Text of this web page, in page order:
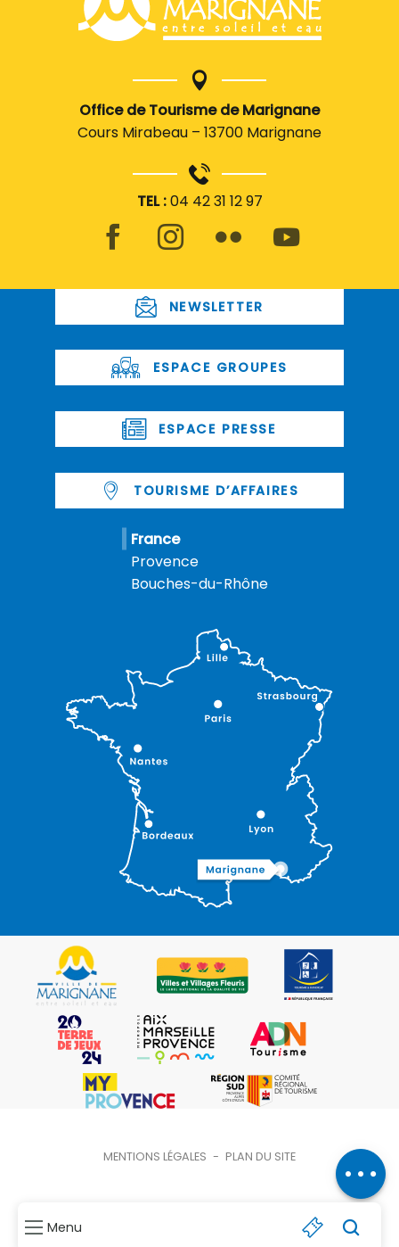
Menu
Ouvertures
Office de Tourisme de Marignane
Cours Mirabeau – 13700 Marignane
TEL :04 42 31 12 97
NEWSLETTER
ESPACE GROUPES
ESPACE PRESSE
TOURISME D’AFFAIRES
France
Provence
Bouches-du-Rhône
MENTIONS LÉGALES - PLAN DU SITE